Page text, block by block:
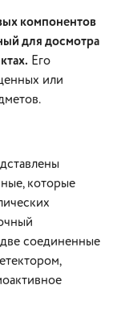
компонентов
для досмотра
Его
или
которые
соединенные